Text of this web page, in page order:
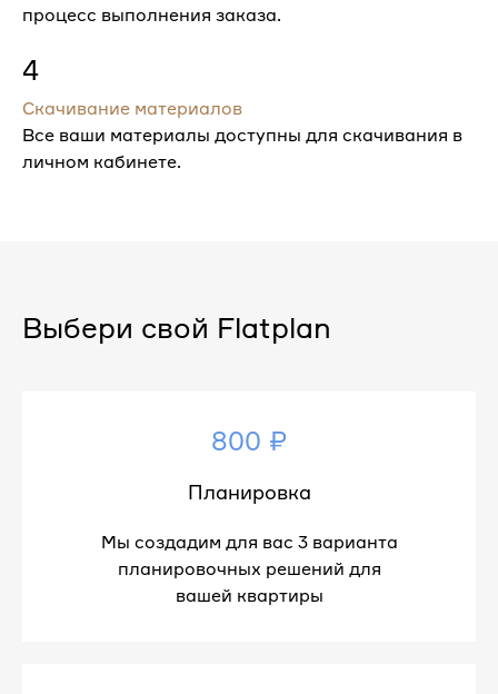
процесс выполнения заказа.
4
Скачивание материалов
Все ваши материалы доступны для скачивания в
личном кабинете.
Выбери свой Flatplan
800 ₽
Планировка
Мы создадим для вас 3 варианта
планировочных решений для
вашей квартиры